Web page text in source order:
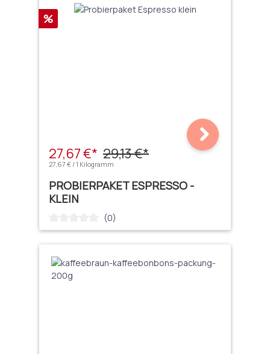
Rabatt
%
27,67 €* 29,13 €*
27,67 € / 1 Kilogramm
PROBIERPAKET ESPRESSO -
KLEIN
Durchschnittliche Bewertung von 0 von 5 Sternen
(0)